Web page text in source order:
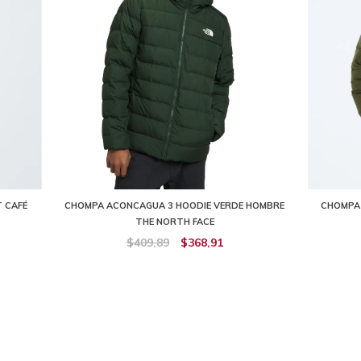
CAFÉ
CHOMPA ACONCAGUA 3 HOODIE VERDE HOMBRE
THE NORTH FACE
$409,89 $368,91